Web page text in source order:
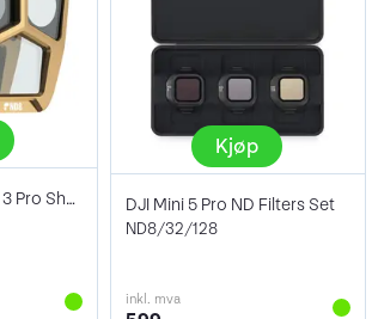
PolarPro DJI Mavic 3 Pro Shutter Collec
Kjøp
DJI Mini 5 Pro ND Filters Set
ND8/32/128
inkl. mva